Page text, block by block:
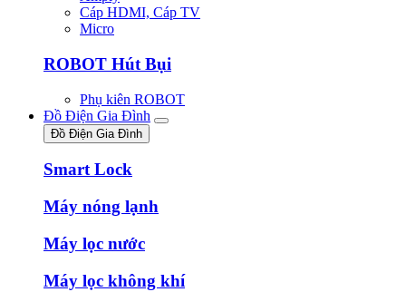
Cáp HDMI, Cáp TV
Micro
ROBOT Hút Bụi
Phụ kiên ROBOT
Đồ Điện Gia Đình
Đồ Điện Gia Đình
Smart Lock
Máy nóng lạnh
Máy lọc nước
Máy lọc không khí